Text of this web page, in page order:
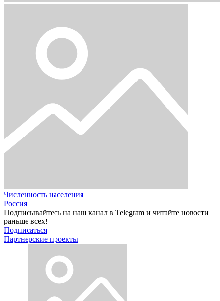
Численность населения
Россия
Подписывайтесь на наш канал в Telegram и читайте новости
раньше всех!
Подписаться
Партнерские проекты